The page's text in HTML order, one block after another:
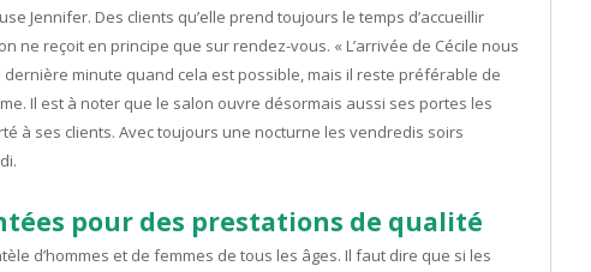
Jennifer. Des clients qu’elle prend toujours le temps d’accueillir
ne reçoit en principe que sur rendez-vous. « L’arrivée de Cécile nous
minute quand cela est possible, mais il reste préférable de
Il est à noter que le salon ouvre désormais aussi ses portes les
à ses clients. Avec toujours une nocturne les vendredis soirs
pour des prestations de qualité
d’hommes et de femmes de tous les âges. Il faut dire que si les